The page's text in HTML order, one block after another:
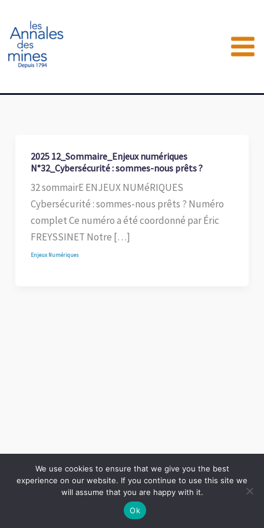
contenu
2025 12_Sommaire_Enjeux numériques
N°32_Cybersécurité : sommes-nous prêts ?
32 sommairE ENJEUX NUMéRIQUES
Cybersécurité : sommes-nous prêts ? Numéro
complet Ce numéro a été coordonné par Éric
FREYSSINET Notre […]
Enjeux Numériques
Copyright © 2026 LES ANNALES DES MINES | Powered by Thème WordPress Astra
We use cookies to ensure that we give you the best
experience on our website. If you continue to use this site we
will assume that you are happy with it.
Ok